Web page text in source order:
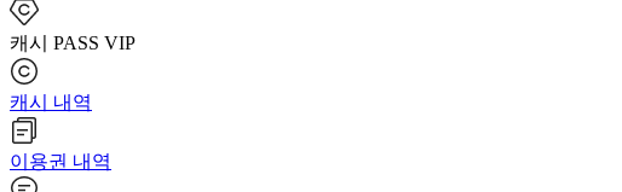
캐시 PASS VIP
캐시 내역
이용권 내역